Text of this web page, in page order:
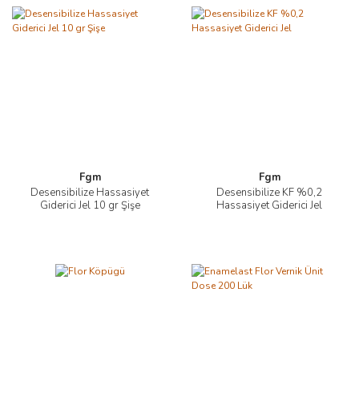
Fgm
Desensibilize Hassasiyet
Giderici Jel 10 gr Şişe
Fgm
Desensibilize KF %0,2
Hassasiyet Giderici Jel